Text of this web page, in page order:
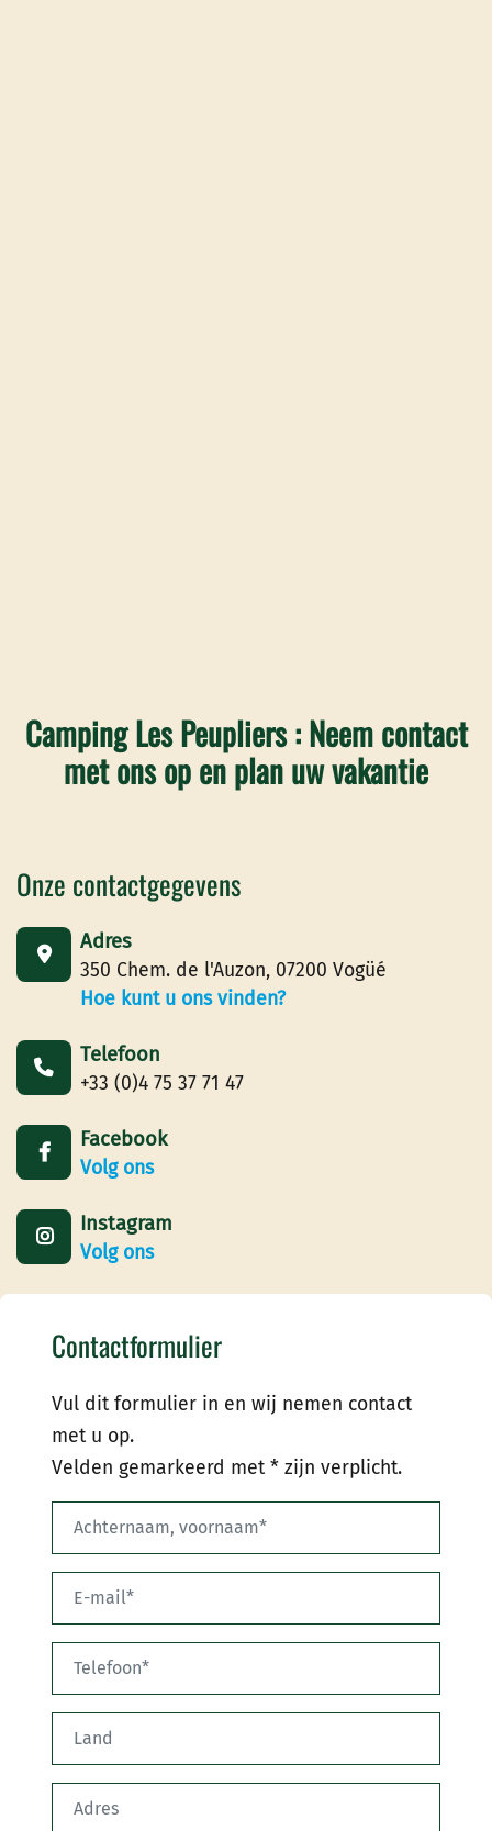
Camping Les Peupliers : Neem contact
met ons op en plan uw vakantie
Onze contactgegevens
Adres
350 Chem. de l'Auzon, 07200 Vogüé
Hoe kunt u ons vinden?
Telefoon
+33 (0)4 75 37 71 47
Facebook
Volg ons
Instagram
Volg ons
Contactformulier
Vul dit formulier in en wij nemen contact
met u op.
Velden gemarkeerd met * zijn verplicht.